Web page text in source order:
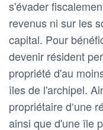
s'évader
revenus ni sur les
capital. Pour
devenir résident
propriété d'au
îles de l'archipel.
propriétaire d‘une
ainsi que d'une île